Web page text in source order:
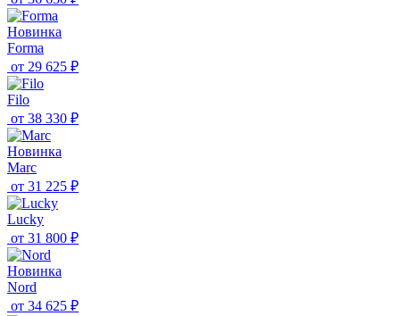
Новинка
Forma
от 29 625 ₽
Filo
от 38 330 ₽
Новинка
Marc
от 31 225 ₽
Lucky
от 31 800 ₽
Новинка
Nord
от 34 625 ₽